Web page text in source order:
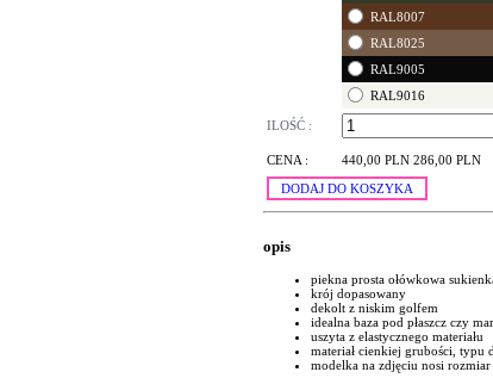
RAL8007
RAL8025
RAL9005
RAL9016
ILOŚĆ :
CENA : 440,00 PLN 286,00 PLN
DODAJ DO KOSZYKA
opis
piekna prosta ołówkowa
krój dopasowany
dekolt z niskim golfem
idealna baza pod płaszcz czy
uszyta z elastycznego materiału
materiał cienkiej grubości, typu
modelka na zdjęciu nosi